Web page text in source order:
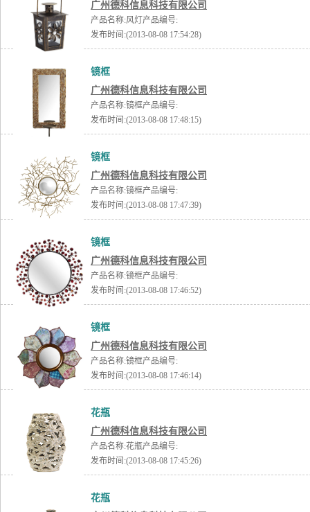
广州德科信息科技有限公司
产品名称:风灯产品编号:
发布时间:(2013-08-08 17:54:28)
镜框
广州德科信息科技有限公司
产品名称:镜框产品编号:
发布时间:(2013-08-08 17:48:15)
镜框
广州德科信息科技有限公司
产品名称:镜框产品编号:
发布时间:(2013-08-08 17:47:39)
镜框
广州德科信息科技有限公司
产品名称:镜框产品编号:
发布时间:(2013-08-08 17:46:52)
镜框
广州德科信息科技有限公司
产品名称:镜框产品编号:
发布时间:(2013-08-08 17:46:14)
花瓶
广州德科信息科技有限公司
产品名称:花瓶产品编号:
发布时间:(2013-08-08 17:45:26)
花瓶